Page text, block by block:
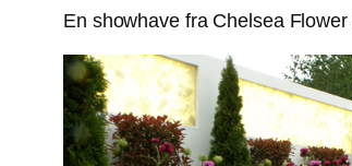
En showhave fra Chelsea